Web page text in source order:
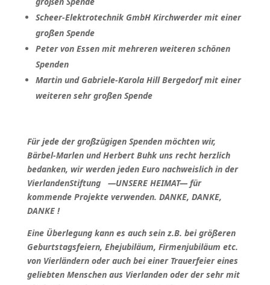
Scheer-Elektrotechnik GmbH Kirchwerder mit einer
großen Spende
Peter von Essen mit mehreren weiteren schönen
Spenden
Martin und Gabriele-Karola Hill Bergedorf mit einer
weiteren sehr großen Spende
Für jede der großzügigen Spenden möchten wir,
Bärbel-Marlen und Herbert Buhk uns recht herzlich
bedanken, wir werden jeden Euro nachweislich in der
VierlandenStiftung —UNSERE HEIMAT— für
kommende Projekte verwenden. DANKE, DANKE,
DANKE !
Eine Überlegung kann es auch sein z.B. bei größeren
Geburtstagsfeiern, Ehejubiläum, Firmenjubiläum etc.
von Vierländern oder auch bei einer Trauerfeier eines
geliebten Menschen aus Vierlanden oder der sehr mit